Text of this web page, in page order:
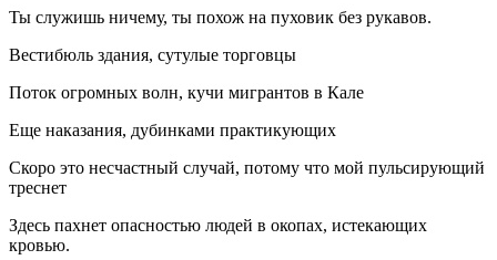
Ты служишь ничему, ты похож на пуховик без рукавов.
Вестибюль здания, сутулые торговцы
Поток огромных волн, кучи мигрантов в Кале
Еще наказания, дубинками практикующих
Скоро это несчастный случай, потому что мой пульсирующий
треснет
Здесь пахнет опасностью людей в окопах, истекающих
кровью.